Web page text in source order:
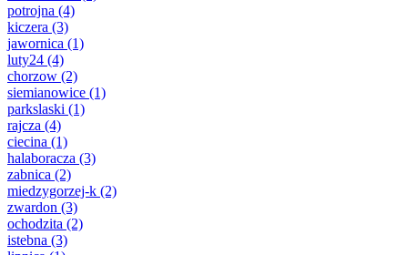
potrojna (4)
kiczera (3)
jawornica (1)
luty24 (4)
chorzow (2)
siemianowice (1)
parkslaski (1)
rajcza (4)
ciecina (1)
halaboracza (3)
zabnica (2)
miedzygorzej-k (2)
zwardon (3)
ochodzita (2)
istebna (3)